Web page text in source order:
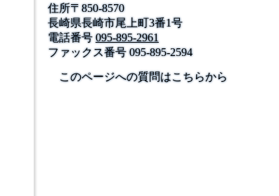
住所〒850-8570
長崎県長崎市尾上町3番1号
電話番号 095-895-2961
ファックス番号095-895-2594
このページへの質問はこちらから
公式SNS
このサイトについて
長崎県庁